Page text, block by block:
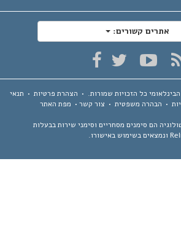
אתרים קשורים:
כל הזכויות שמורות.•הצהרת פרטיות•תנאי
הבהרה משפטית•צור קשר•מפת האתר
הם סימנים מסחריים וסימני שירות בבעלות